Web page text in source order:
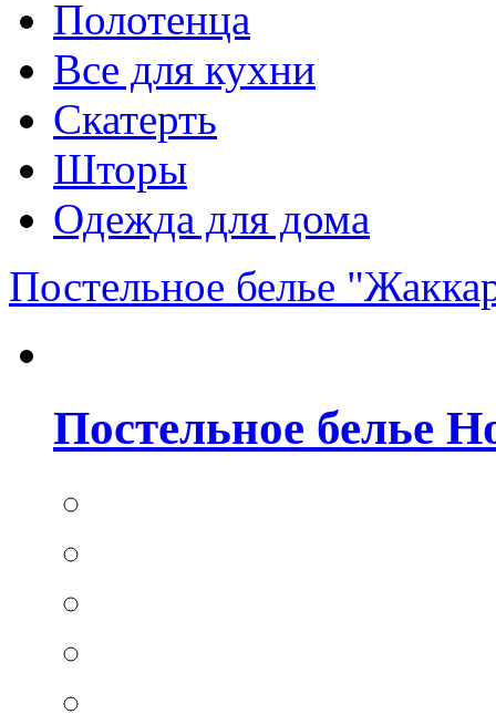
Полотенца
Все для кухни
Скатерть
Шторы
Одежда для дома
Постельное белье
Постельное белье